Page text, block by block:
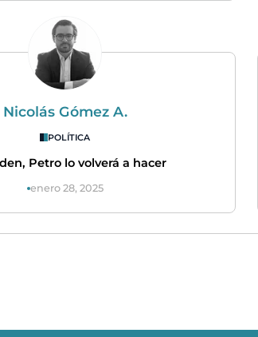
Nicolás Gómez A.
POLÍTICA
Petro lo volverá a hacer
enero 28, 2025